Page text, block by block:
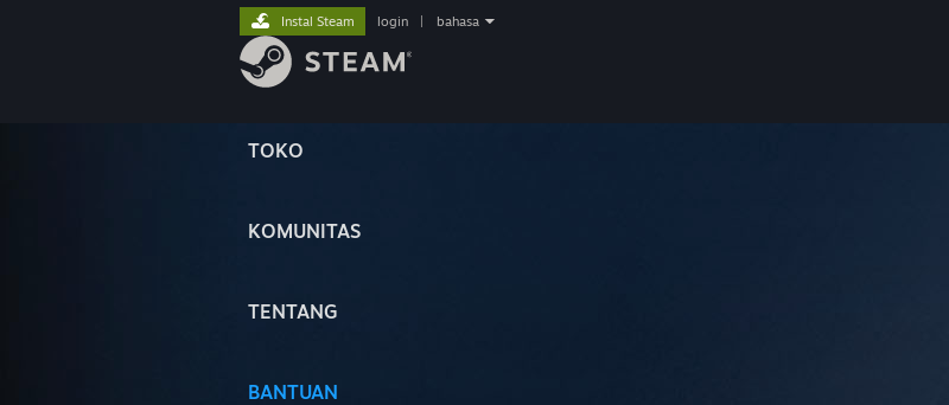
TOKO
KOMUNITAS
TENTANG
BANTUAN
Instal Steam login bahasa